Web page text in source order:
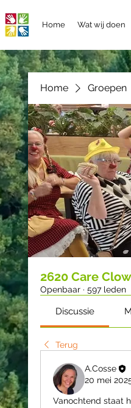
Home Wat wij doen
Home Groepen
2620 Care
Openbaar · 597 leden
Discussie
Terug
A.Cosse
20 mei
Vanochtend staat